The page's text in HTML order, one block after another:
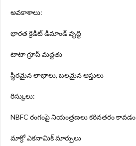
అవకాశాలు:
భారత క్రెడిట్ డిమాండ్ వృద్ధి
టాటా గ్రూప్ మద్దతు
స్థిరమైన లాభాలు, బలమైన ఆస్తులు
రిస్కులు:
NBFC రంగంపై నియంత్రణలు కఠినతరం కావడం
మాక్రో ఎకనామిక్ మార్పులు